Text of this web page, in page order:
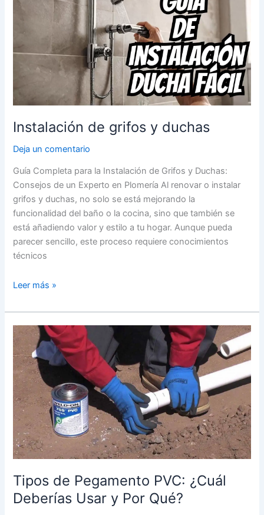
Instalación de grifos y duchas
Deja un comentario
Guía Completa para la Instalación de Grifos y Duchas:
Consejos de un Experto en Plomería Al renovar o instalar
grifos y duchas, no solo se está mejorando la
funcionalidad del baño o la cocina, sino que también se
está añadiendo valor y estilo a tu hogar. Aunque pueda
parecer sencillo, este proceso requiere conocimientos
técnicos
duchas
Leer más »
Tipos de Pegamento PVC: ¿Cuál
Deberías Usar y Por Qué?
Tipos
de
Pegamento
PVC:
¿Cuál
Deberías
Usar
Por
Qué?